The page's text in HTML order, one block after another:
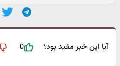
آیا این خبر مفید بود؟ 0